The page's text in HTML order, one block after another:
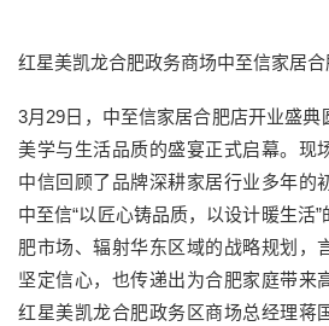
红星美凯龙合肥政务商场中至信家居
3月29日，中至信家居合肥店开业盛典
美学与生活品质的盛宴正式启幕。现
中信回顾了品牌深耕家居行业多年的
中至信“以匠心铸品质，以设计暖生活
肥市场、辐射华东区域的战略规划，
坚定信心，也传递出为合肥家庭带来
红星美凯龙合肥政务区商场总经理蒋